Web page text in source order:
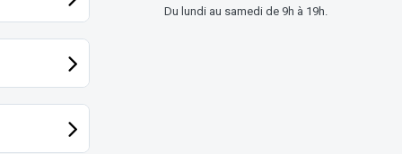
Du lundi au samedi de 9h à 19h.